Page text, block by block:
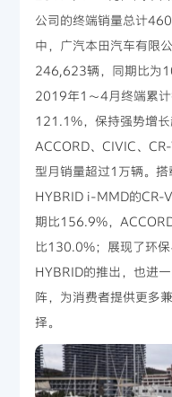
公司的终端销量总计
中，广汽本田汽车有限
246,623辆，同期比为
2019年1～4月终端累
121.1%，保持强势增长
ACCORD、CIVIC、
型月销量超过1万辆。
HYBRID i-MMD的CR-
期比156.9%，
比130.0%；展现了环
HYBRID的推出，也进
阵，为消费者提供更多
择。